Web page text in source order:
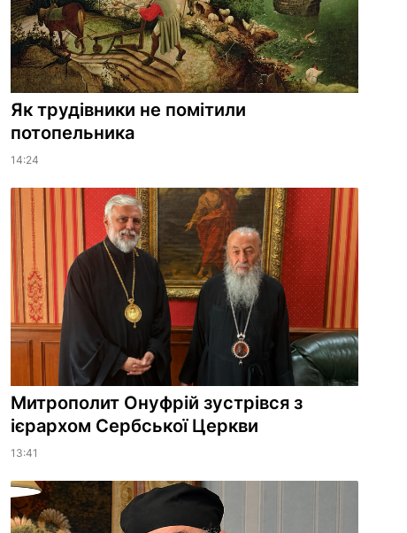
Як трудівники не помітили
потопельника
14:24
Митрополит Онуфрій зустрівся з
ієрархом Сербської Церкви
13:41